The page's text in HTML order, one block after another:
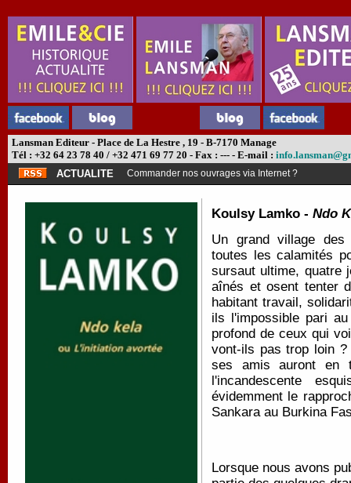
Lansman Editeur - Place de La Hestre , 19 - B-7170 Manage
Tél : +32 64 23 78 40 / +32 471 69 77 20 - Fax : --- - E-mail :
ACTUALITE
Commander nos ouvrages via Internet ?
Koulsy Lamko - Ndo
Un grand village des
toutes les calamités
sursaut ultime, quatre
aînés et osent tenter
habitant travail,
ils l'impossible pari
profond de ceux qui
vont-ils pas trop loin
ses amis auront en
l'incandescente
évidemment le
Sankara au Burkina
Lorsque nous avons